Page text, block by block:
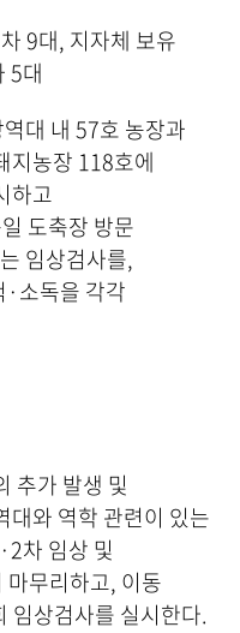
9대, 지자체 보유
5대
대 내 57호 농장과
지농장 118호에
하고
도축장 방문
임상검사를,
소독을 각각
추가 발생 및
대와 역학 관련이 있는
차 임상 및
무리하고, 이동
임상검사를 실시한다.